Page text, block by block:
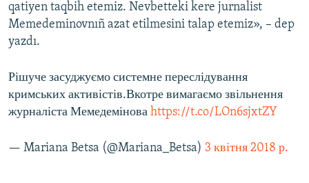
qatiyen taqbih etemiz. Nevbetteki kere jurnalist
Memedeminovnıñ azat etilmesini talap etemiz», – dep
yazdı.
Рішуче засуджуємо системне переслідування
кримських активістів.Вкотре вимагаємо звільнення
журналіста Мемедемінова https://t.co/LOn6sjxtZY
— Mariana Betsa (@Mariana_Betsa) 3 квітня 2018 р.